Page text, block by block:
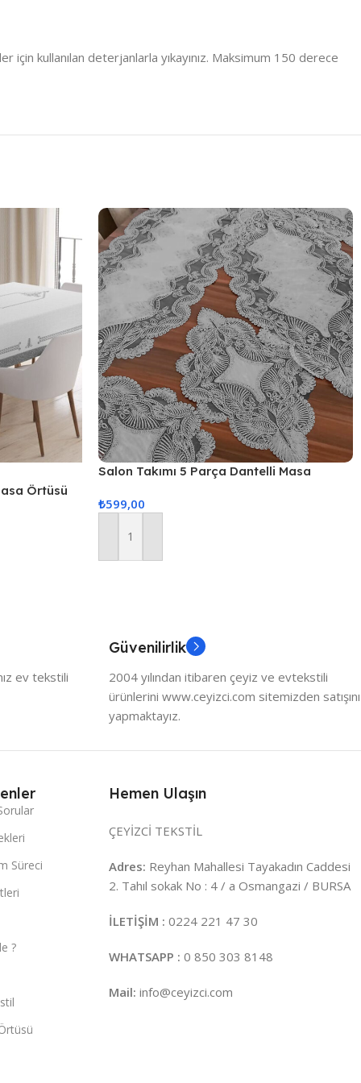
kullanılan deterjanlarla yıkayınız. Maksimum 150 derece
Örtüsü
Salon Takımı 5 Parça Dantelli Masa
₺599,00
Sepete Ekle
ev tekstili
Güvenilirlik
2004 yılından itibaren çeyiz ve evtekstili
ürünlerini www.ceyizci.com sitemizden satışını
yapmaktayız.
Süreci
?
Hemen Ulaşın
ÇEYİZCİ TEKSTİL
Adres: Reyhan Mahallesi Tayakadın Caddesi
2. Tahıl sokak No : 4 / a Osmangazi / BURSA
İLETİŞİM : 0224 221 47 30
WHATSAPP : 0 850 303 8148
Mail: info@ceyizci.com